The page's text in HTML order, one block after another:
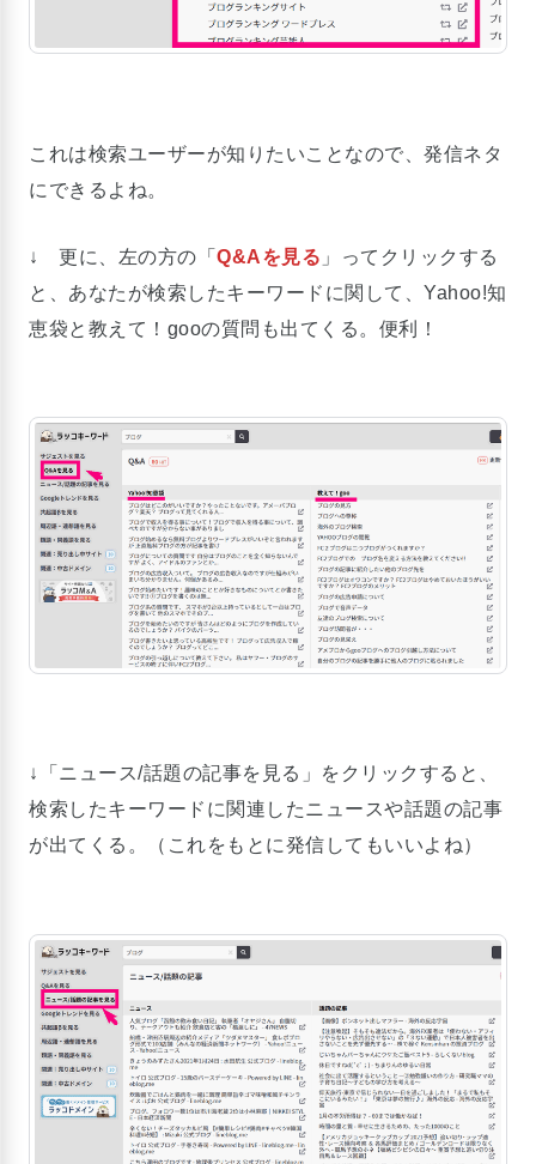
これは検索ユーザーが知りたいことなので、発信ネタ
にできるよね。
↓ 更に、左の方の「 Q&Aを見る 」ってクリックする
と、あなたが検索したキーワードに関して、Yahoo!知
恵袋と教えて！gooの質問も出てくる。便利！
↓「ニュース/話題の記事を見る」をクリックすると、
検索したキーワードに関連したニュースや話題の記事
が出てくる。（これをもとに発信してもいいよね）